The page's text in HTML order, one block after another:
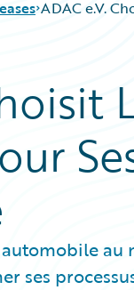
ADAC e.V.
ses